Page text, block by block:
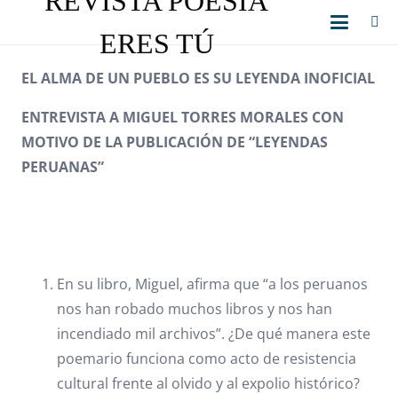
ERES TÚ
EL ALMA DE UN PUEBLO ES SU LEYENDA INOFICIAL
ENTREVISTA A MIGUEL TORRES MORALES CON
MOTIVO DE LA PUBLICACIÓN DE “LEYENDAS
PERUANAS”
En su libro, Miguel, afirma que “a los peruanos
nos han robado muchos libros y nos han
incendiado mil archivos”. ¿De qué manera este
poemario funciona como acto de resistencia
cultural frente al olvido y al expolio histórico?